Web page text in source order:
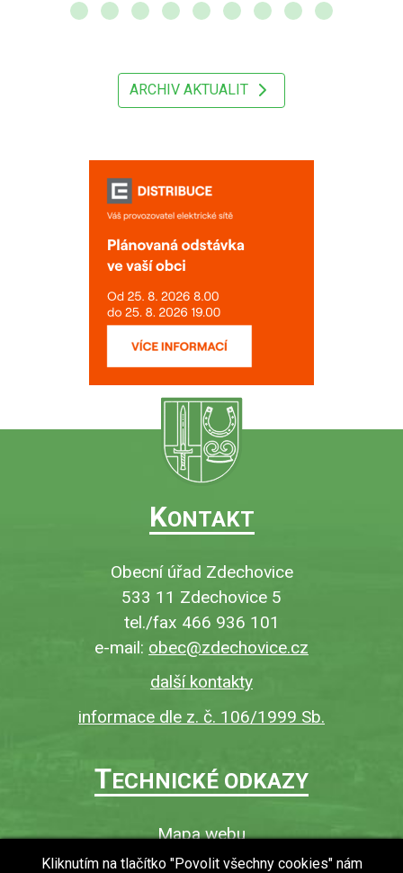
ARCHIV AKTUALIT
KONTAKT
Obecní úřad Zdechovice
533 11 Zdechovice 5
tel./fax 466 936 101
e-mail: obec@zdechovice.cz
další kontakty
informace dle z. č. 106/1999 Sb.
TECHNICKÉ ODKAZY
Mapa webu
O webu
Kliknutím na tlačítko "Povolit všechny cookies" nám